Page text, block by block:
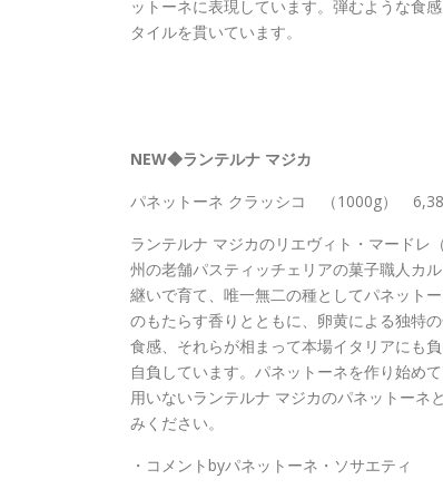
ットーネに表現しています。弾むような食
タイルを貫いています。
NEW◆ランテルナ マジカ
パネットーネ クラッシコ （1000g）
ランテルナ マジカのリエヴィト・マードレ
州の老舗パスティッチェリアの菓子職人カ
継いで育て、唯一無二の種としてパネット
のもたらす香りとともに、卵黄による独特
食感、それらが相まって本場イタリアにも
自負しています。パネットーネを作り始め
用いないランテルナ マジカのパネットーネ
みください。
・コメントbyパネットーネ・ソサエティ